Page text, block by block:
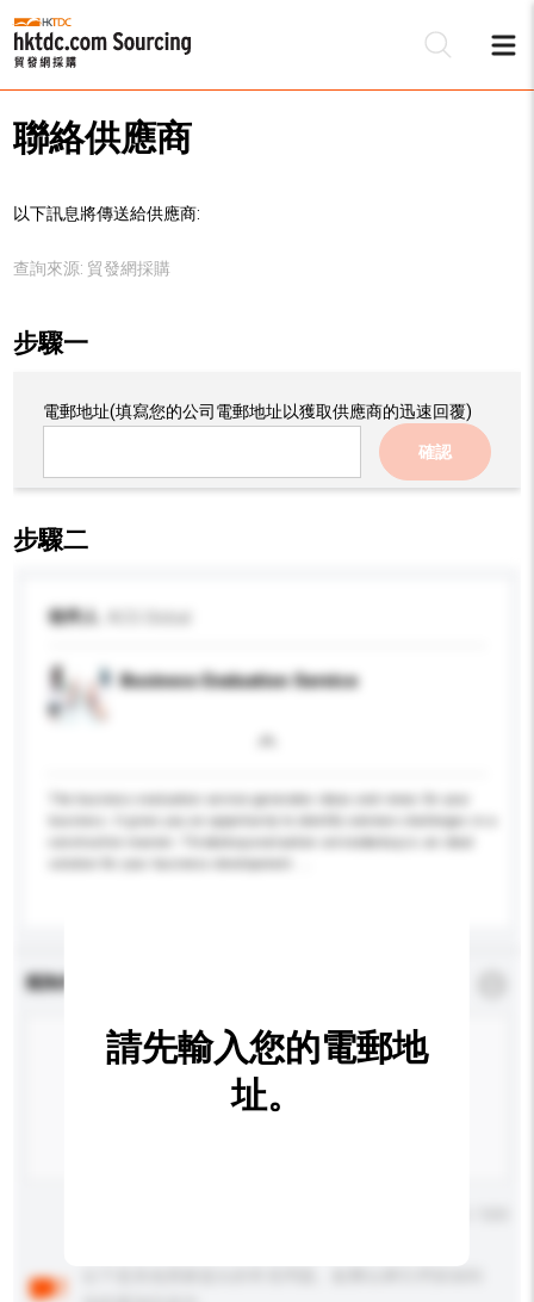
聯絡供應商
以下訊息將傳送給供應商:
查詢來源: 貿發網採購
步驟一
電郵地址(填寫您的公司電郵地址以獲取供應商的迅速回覆)
確認
步驟二
收件人
Business Evaluation Service
查詢內容
請先輸入您的電郵地
址。